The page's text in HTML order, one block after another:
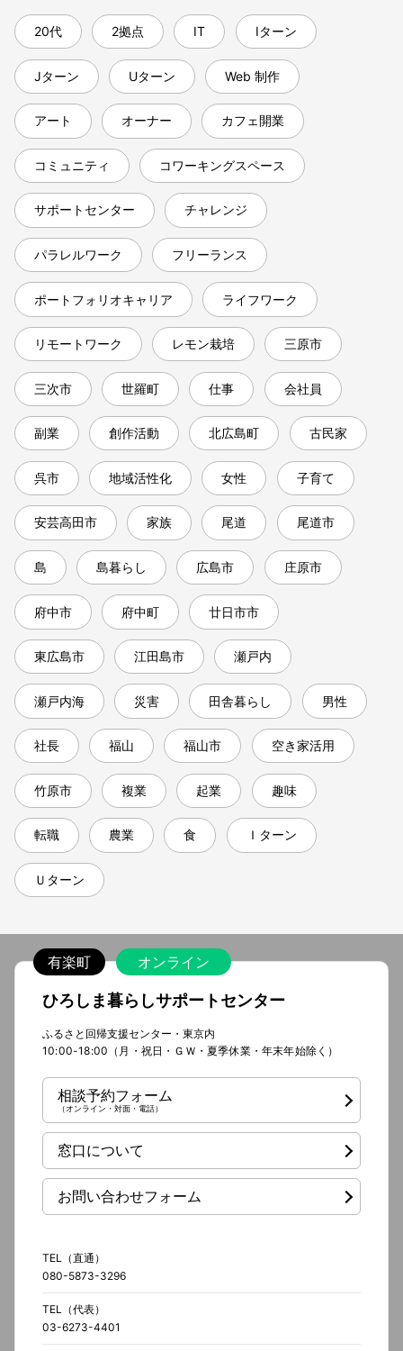
20代 2拠点 IT Iターン
Jターン Uターン Web 制作
アート オーナー カフェ開業
コミュニティ コワーキングスペース
サポートセンター チャレンジ
パラレルワーク フリーランス
ポートフォリオキャリア ライフワーク
リモートワーク レモン栽培 三原市
三次市 世羅町 仕事 会社員
副業 創作活動 北広島町 古民家
呉市 地域活性化 女性 子育て
安芸高田市 家族 尾道 尾道市
島 島暮らし 広島市 庄原市
府中市 府中町 廿日市市
東広島市 江田島市 瀬戸内
瀬戸内海 災害 田舎暮らし 男性
社長 福山 福山市 空き家活用
竹原市 複業 起業 趣味
転職 農業 食 Ｉターン
Ｕターン
有楽町 オンライン
ひろしま暮らしサポートセンター
ふるさと回帰支援センター・東京内
10:00-18:00（月・祝日・ＧＷ・夏季休業・年末年始除く）
相談予約フォーム
（オンライン・対面・電話）
窓口について
お問い合わせフォーム
TEL（直通）
080-5873-3296
TEL（代表）
03-6273-4401